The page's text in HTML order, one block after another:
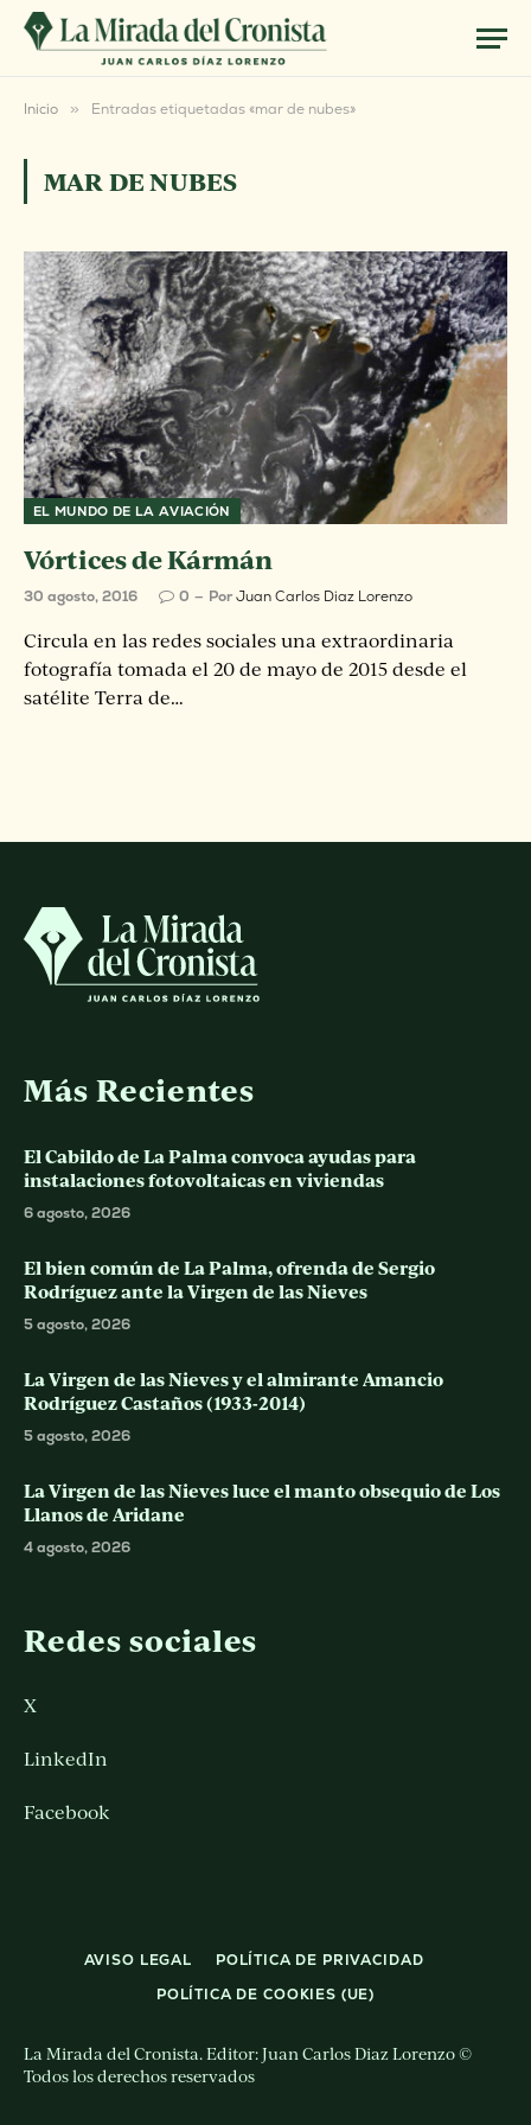
Inicio » Entradas etiquetadas «mar de nubes»
MAR DE NUBES
EL MUNDO DE LA AVIACIÓN
Vórtices de Kármán
30 agosto, 2016 0 PorJuan Carlos Diaz Lorenzo
Circula en las redes sociales una extraordinaria
fotografía tomada el 20 de mayo de 2015 desde el
satélite Terra de…
Más Recientes
El Cabildo de La Palma convoca ayudas para
instalaciones fotovoltaicas en viviendas
6 agosto, 2026
El bien común de La Palma, ofrenda de Sergio
Rodríguez ante la Virgen de las Nieves
5 agosto, 2026
La Virgen de las Nieves y el almirante Amancio
Rodríguez Castaños (1933-2014)
5 agosto, 2026
La Virgen de las Nieves luce el manto obsequio de Los
Llanos de Aridane
4 agosto, 2026
Redes sociales
X
LinkedIn
Facebook
AVISO LEGAL
POLÍTICA DE PRIVACIDAD
POLÍTICA DE COOKIES (UE)
La Mirada del Cronista. Editor: Juan Carlos Diaz Lorenzo ©
Todos los derechos reservados